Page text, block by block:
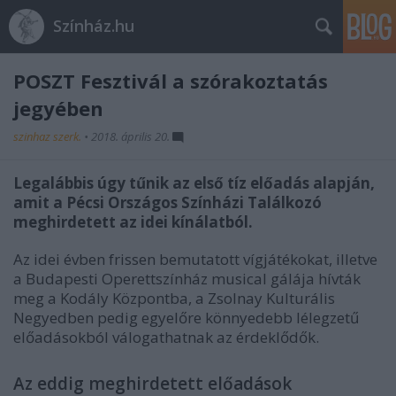
Színház.hu
POSZT Fesztivál a szórakoztatás
jegyében
szinhaz szerk. • 2018. április 20.
Legalábbis úgy tűnik az első tíz előadás alapján,
amit a Pécsi Országos Színházi Találkozó
meghirdetett az idei kínálatból.
Az idei évben frissen bemutatott vígjátékokat, illetve
a Budapesti Operettszínház musical gálája hívták
meg a Kodály Központba, a Zsolnay Kulturális
Negyedben pedig egyelőre könnyedebb lélegzetű
előadásokból válogathatnak az érdeklődők.
Az eddig meghirdetett előadások